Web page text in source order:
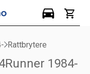
Rattbrytere
1984-